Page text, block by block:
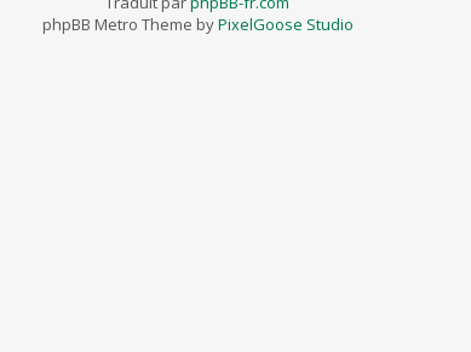
phpBB Metro Theme byPixelGoose Studio